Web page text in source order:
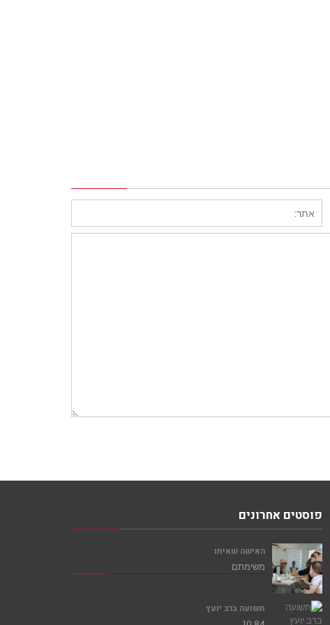
פוסטים אחרונים
האישה שאיתו
משימתם
תשועה ברב יועץ